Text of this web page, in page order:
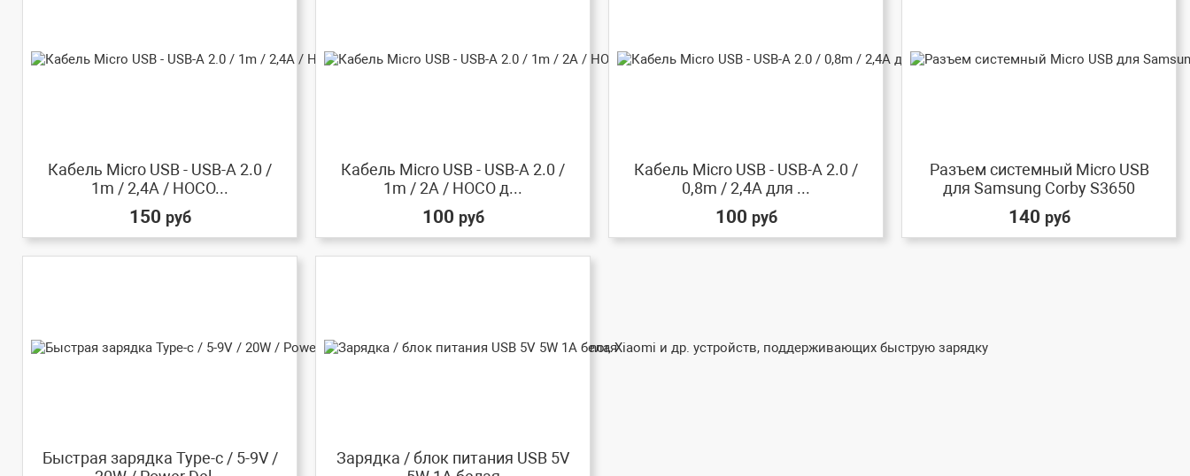
Кабель Micro USB - USB-A 2.0 /
1m / 2,4A / HOCO...
150 руб
Кабель Micro USB - USB-A 2.0 /
1m / 2A / HOCO д...
100 руб
Кабель Micro USB - USB-A 2.0 /
0,8m / 2,4A для ...
100 руб
Разъем системный Micro USB
для Samsung Corby S3650
140 руб
Быстрая зарядка Type-c / 5-9V /
Зарядка / блок питания USB 5V